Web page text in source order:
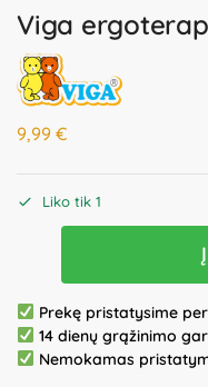
Viga
9,99 €
Liko tik 1
Prekę pristatysime
14 dienų grąžinimo
Nemokamas